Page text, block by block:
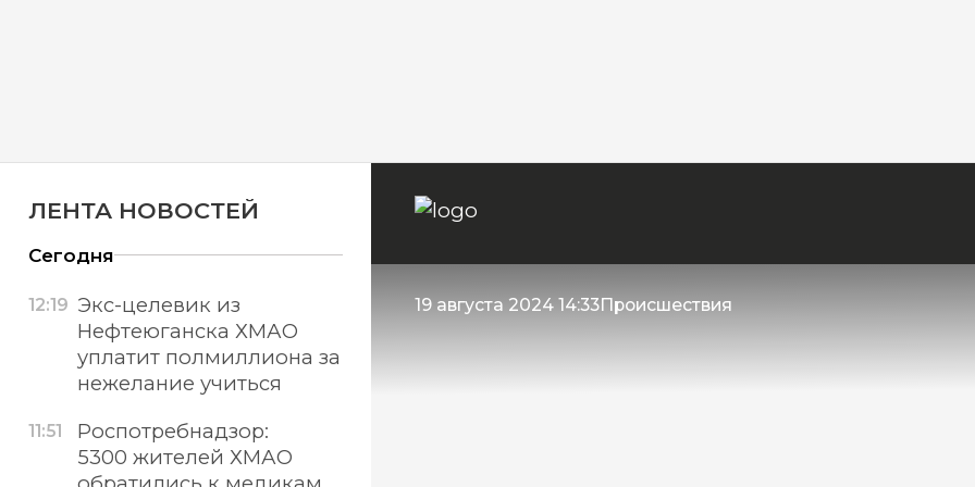
19 августа 2024 14:33Происшествия
ЛЕНТА НОВОСТЕЙ
Сегодня
12:19 Экс-целевик из
Нефтеюганска ХМАО
уплатит полмиллиона за
нежелание учиться
11:51
Роспотребнадзор:
5300 жителей ХМАО